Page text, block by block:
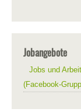
Jobangebote
Jobs und
(Facebook-